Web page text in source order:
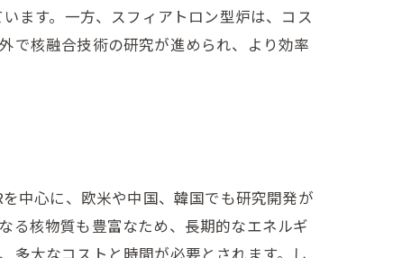
ます。一方、スフィアトロン型炉は、コス
で核融合技術の研究が進められ、より効率
中心に、欧米や中国、韓国でも研究開発が
る核物質も豊富なため、長期的なエネルギ
多大なコストと時間が必要とされます。し